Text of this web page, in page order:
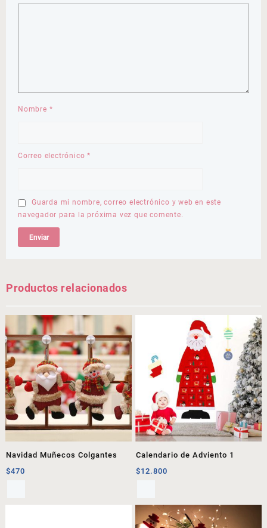
Nombre *
Correo electrónico*
Guarda mi nombre, correo electrónico y web en este
navegador para la próxima vez que comente.
Productos relacionados
Navidad Muñecos Colgantes
$470
Calendario de Adviento 1
$12.800